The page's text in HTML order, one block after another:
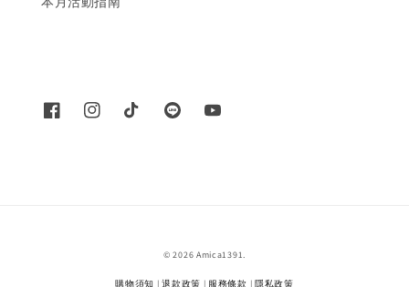
© 2026 Amica1391.
購物須知 |退款政策 | 服務條款 | 隱私政策